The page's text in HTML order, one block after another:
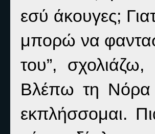
εσύ άκουγες;
μπορώ να
του”,
Βλέπω τη Νόρα
εκπλήσσομαι.